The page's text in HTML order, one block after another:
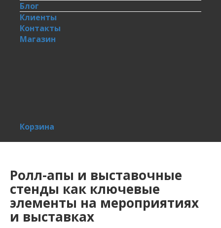
Блог
Клиенты
Контакты
Магазин
Корзина
Ролл-апы и выставочные
стенды как ключевые
элементы на мероприятиях
и выставках